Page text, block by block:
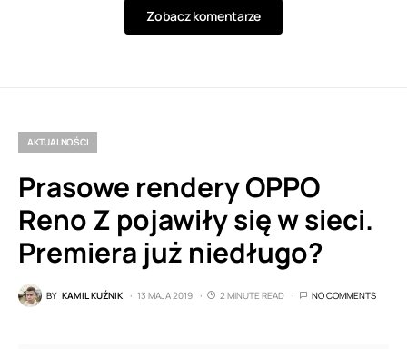
Zobacz komentarze
AKTUALNOŚCI
Prasowe rendery OPPO
Reno Z pojawiły się w sieci.
Premiera już niedługo?
BY KAMIL KUŹNIK 13 MAJA 2019 2 MINUTE READ NO COMMENTS